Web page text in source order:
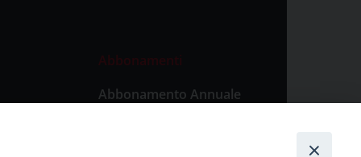
Abbonamenti
Abbonamento Annuale